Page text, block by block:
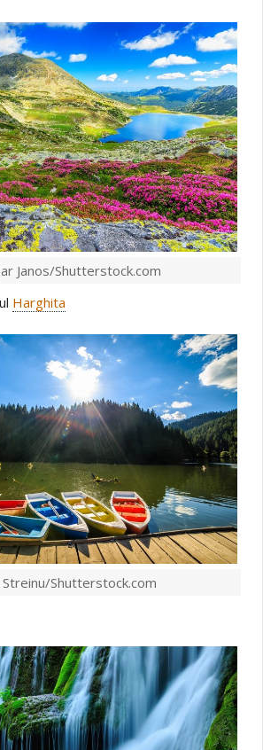
Janos/Shutterstock.com
Harghita
Streinu/Shutterstock.com